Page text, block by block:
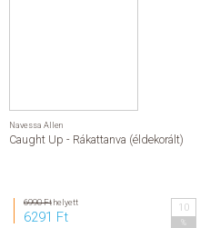
Navessa Allen
Caught Up - Rákattanva (éldekorált)
6990 Fthelyett
6291 Ft
10